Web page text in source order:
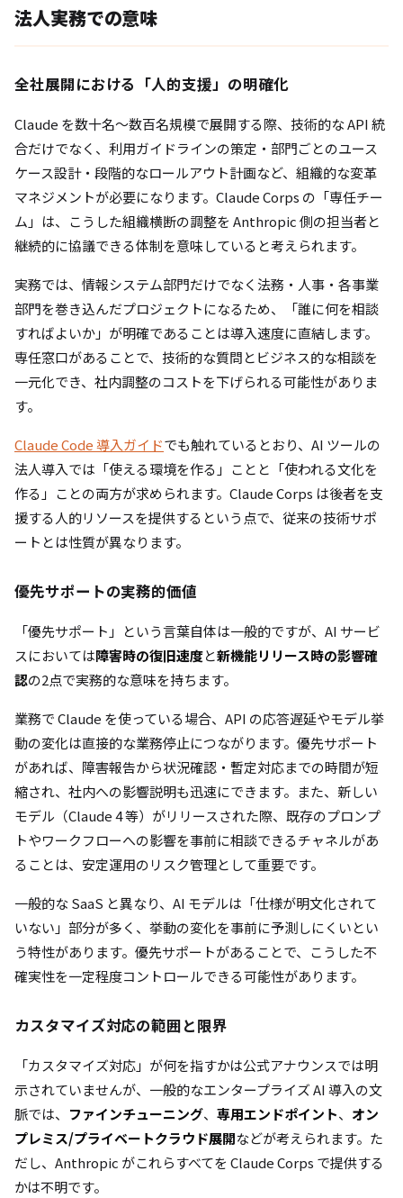
法人実務での意味
全社展開における「人的支援」の明確化
Claude を数十名〜数百名規模で展開する際、技術的な API 統
合だけでなく、利用ガイドラインの策定・部門ごとのユース
ケース設計・段階的なロールアウト計画など、組織的な変革
マネジメントが必要になります。Claude Corps の「専任チー
ム」は、こうした組織横断の調整を Anthropic 側の担当者と
継続的に協議できる体制を意味していると考えられます。
実務では、情報システム部門だけでなく法務・人事・各事業
部門を巻き込んだプロジェクトになるため、「誰に何を相談
すればよいか」が明確であることは導入速度に直結します。
専任窓口があることで、技術的な質問とビジネス的な相談を
一元化でき、社内調整のコストを下げられる可能性がありま
す。
Claude Code 導入ガイドでも触れているとおり、AI ツールの
法人導入では「使える環境を作る」ことと「使われる文化を
作る」ことの両方が求められます。Claude Corps は後者を支
援する人的リソースを提供するという点で、従来の技術サポ
ートとは性質が異なります。
優先サポートの実務的価値
「優先サポート」という言葉自体は一般的ですが、AI サービ
スにおいては障害時の復旧速度と新機能リリース時の影響確
認の2点で実務的な意味を持ちます。
業務で Claude を使っている場合、API の応答遅延やモデル挙
動の変化は直接的な業務停止につながります。優先サポート
があれば、障害報告から状況確認・暫定対応までの時間が短
縮され、社内への影響説明も迅速にできます。また、新しい
モデル（Claude 4 等）がリリースされた際、既存のプロンプ
トやワークフローへの影響を事前に相談できるチャネルがあ
ることは、安定運用のリスク管理として重要です。
一般的な SaaS と異なり、AI モデルは「仕様が明文化されて
いない」部分が多く、挙動の変化を事前に予測しにくいとい
う特性があります。優先サポートがあることで、こうした不
確実性を一定程度コントロールできる可能性があります。
カスタマイズ対応の範囲と限界
「カスタマイズ対応」が何を指すかは公式アナウンスでは明
示されていませんが、一般的なエンタープライズ AI 導入の文
脈では、 ファインチューニング、 専用エンドポイント、 オン
プレミス/プライベートクラウド展開などが考えられます。た
だし、Anthropic がこれらすべてを Claude Corps で提供する
かは不明です。